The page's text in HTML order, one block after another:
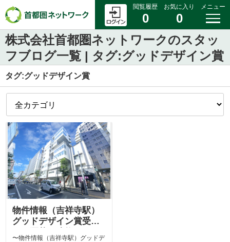
閲覧履歴
0
お気に入り
0
メニュー
株式会社首都圏ネットワークのスタッ
フブログ一覧 | タグ:グッドデザイン賞
タグ:グッドデザイン賞
物件情報（吉祥寺駅）
グッドデザイン賞受賞
〜物件情報（吉祥寺駅）グッドデ